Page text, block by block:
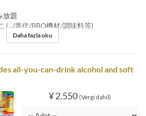
放題
し/席代/BBQ機材/調味料等)
Daha fazla oku
all-you-can-drink alcohol and soft
¥ 2.550 (Vergi dahil)